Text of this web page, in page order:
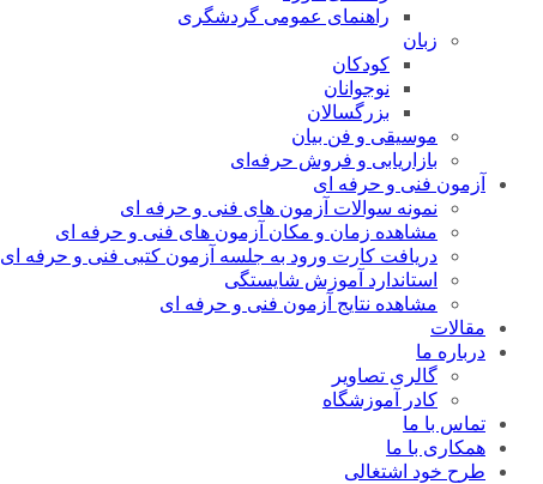
راهنمای عمومی گردشگری
زبان
کودکان
نوجوانان
بزرگسالان
موسیقی و فن بیان
بازاریابی و فروش حرفه‌ای
آزمون فنی و حرفه ای
نمونه سوالات آزمون های فنی و حرفه ای
مشاهده زمان و مکان آزمون های فنی و حرفه ای
دریافت کارت ورود به جلسه آزمون کتبی فنی و حرفه ای
استاندارد آموزش شایستگی
مشاهده نتایج آزمون فنی و حرفه ای
مقالات
درباره ما
گالری تصاویر
کادر آموزشگاه
تماس با ما
همکاری با ما
طرح خود اشتغالی